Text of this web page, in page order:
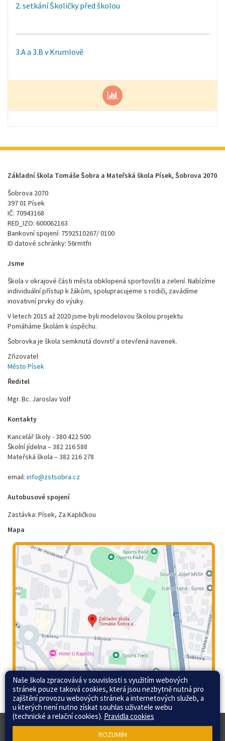
2. setkání Školičky před školou
3.A a 3.B v Krumlově
Základní škola Tomáše Šobra a Mateřská škola Písek, Šobrova 2070
Šobrova 2070
397 01 Písek
IČ: 70943168
RED_IZO: 600062163
Bankovní spojení: 7592510267/ 0100
ID datové schránky: 56rmtfn
Jsme
Škola v okrajové části města obklopená sportovišti a zelení. Nabízíme
individuální přístup k žákům, spolupracujeme s rodiči, zavádíme
inovativní prvky do výuky.
V letech 2015 až 2020 jsme byli modelovou školou projektu
Pomáháme školám k úspěchu.
Šobrovka je škola semknutá dovnitř a otevřená navenek.
Zřizovatel
Město Písek
Ředitel
Mgr. Bc. Jaroslav Volf
Kontakty
Kancelář školy - 380 422 500
Školní jídelna – 382 216 588
Mateřská škola – 382 216 278
email: info@zstsobra.cz
Autobusové spojení
Zastávka: Písek, Za Kapličkou
Mapa
© 2015 - 2026 Základní škola Tomáše Šobra a
Mateřská škola Písek, Šobrova 2070 |Mapa stránek
Web školy
Naše škola zpracovává v souvislosti s využitím webových
stránek pouze taková cookies, která jsou nezbytně nutná pro
zajištění provozu webových stránek a internetových služeb, a
u kterých není nutno získat souhlas uživatele webu
(technické a relační cookies). Pravidla cookies
ROZUMÍM